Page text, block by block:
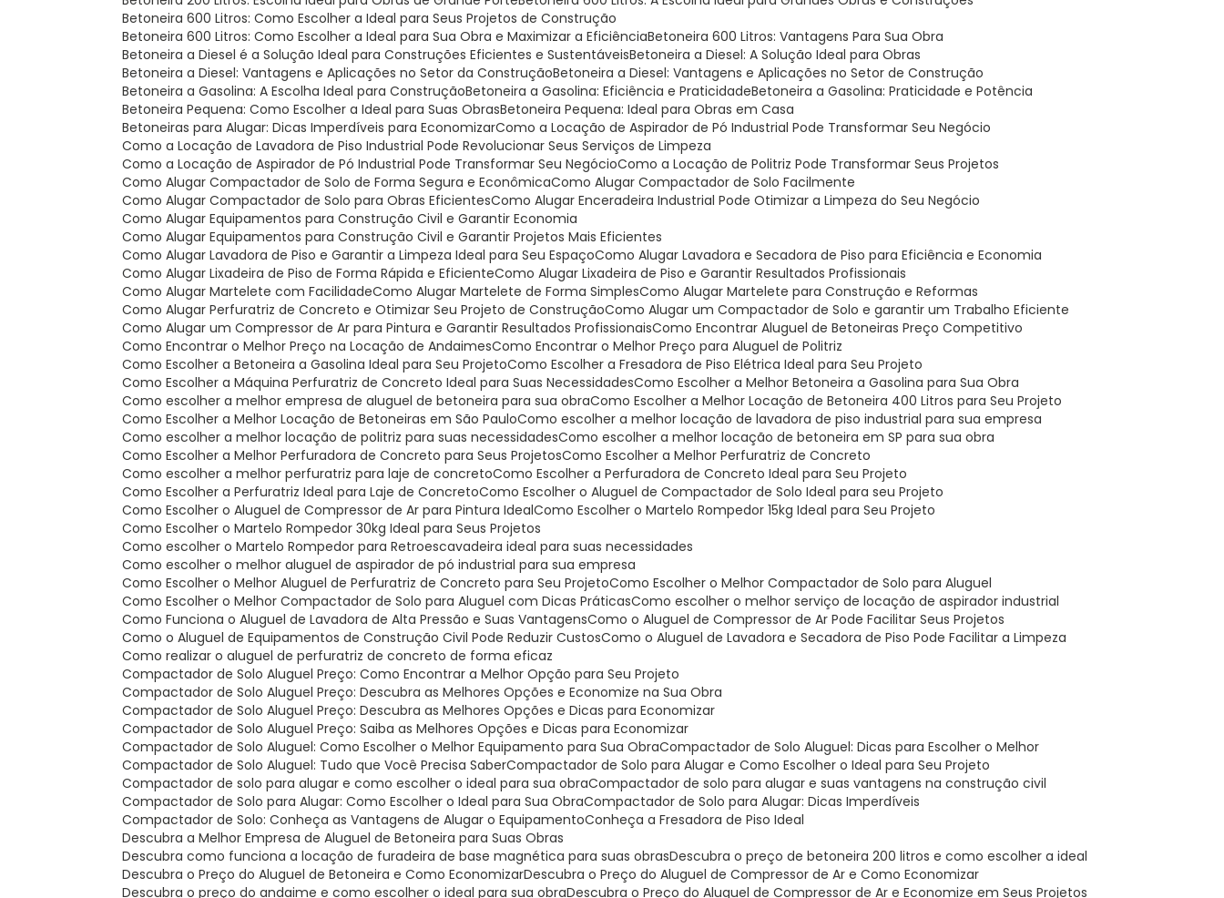
Betoneira 600 Litros: Como Escolher a Ideal para Seus Projetos de Construção
Betoneira 600 Litros: Como Escolher a Ideal para Sua Obra e Maximizar a Eficiência Betoneira 600 Litros: Vantagens Para Sua Obra
Betoneira a Diesel é a Solução Ideal para Construções Eficientes e Sustentáveis Betoneira a Diesel: A Solução Ideal para Obras
Betoneira a Diesel: Vantagens e Aplicações no Setor da Construção Betoneira a Diesel: Vantagens e Aplicações no Setor de Construção
Betoneira a Gasolina: A Escolha Ideal para Construção Betoneira a Gasolina: Eficiência e Praticidade Betoneira a Gasolina: Praticidade e Potência
Betoneira Pequena: Como Escolher a Ideal para Suas Obras Betoneira Pequena: Ideal para Obras em Casa
Betoneiras para Alugar: Dicas Imperdíveis para Economizar Como a Locação de Aspirador de Pó Industrial Pode Transformar Seu Negócio
Como a Locação de Lavadora de Piso Industrial Pode Revolucionar Seus Serviços de Limpeza
Como a Locação de Aspirador de Pó Industrial Pode Transformar Seu Negócio Como a Locação de Politriz Pode Transformar Seus Projetos
Como Alugar Compactador de Solo de Forma Segura e Econômica Como Alugar Compactador de Solo Facilmente
Como Alugar Compactador de Solo para Obras Eficientes Como Alugar Enceradeira Industrial Pode Otimizar a Limpeza do Seu Negócio
Como Alugar Equipamentos para Construção Civil e Garantir Economia
Como Alugar Equipamentos para Construção Civil e Garantir Projetos Mais Eficientes
Como Alugar Lavadora de Piso e Garantir a Limpeza Ideal para Seu Espaço Como Alugar Lavadora e Secadora de Piso para Eficiência e Economia
Como Alugar Lixadeira de Piso de Forma Rápida e Eficiente Como Alugar Lixadeira de Piso e Garantir Resultados Profissionais
Como Alugar Martelete com Facilidade Como Alugar Martelete de Forma Simples Como Alugar Martelete para Construção e Reformas
Como Alugar Perfuratriz de Concreto e Otimizar Seu Projeto de Construção Como Alugar um Compactador de Solo e garantir um Trabalho Eficiente
Como Alugar um Compressor de Ar para Pintura e Garantir Resultados Profissionais Como Encontrar Aluguel de Betoneiras Preço Competitivo
Como Encontrar o Melhor Preço na Locação de Andaimes Como Encontrar o Melhor Preço para Aluguel de Politriz
Como Escolher a Betoneira a Gasolina Ideal para Seu Projeto Como Escolher a Fresadora de Piso Elétrica Ideal para Seu Projeto
Como Escolher a Máquina Perfuratriz de Concreto Ideal para Suas Necessidades Como Escolher a Melhor Betoneira a Gasolina para Sua Obra
Como escolher a melhor empresa de aluguel de betoneira para sua obra Como Escolher a Melhor Locação de Betoneira 400 Litros para Seu Projeto
Como Escolher a Melhor Locação de Betoneiras em São Paulo Como escolher a melhor locação de lavadora de piso industrial para sua empresa
Como escolher a melhor locação de politriz para suas necessidades Como escolher a melhor locação de betoneira em SP para sua obra
Como Escolher a Melhor Perfuradora de Concreto para Seus Projetos Como Escolher a Melhor Perfuratriz de Concreto
Como escolher a melhor perfuratriz para laje de concreto Como Escolher a Perfuradora de Concreto Ideal para Seu Projeto
Como Escolher a Perfuratriz Ideal para Laje de Concreto Como Escolher o Aluguel de Compactador de Solo Ideal para seu Projeto
Como Escolher o Aluguel de Compressor de Ar para Pintura Ideal Como Escolher o Martelo Rompedor 15kg Ideal para Seu Projeto
Como Escolher o Martelo Rompedor 30kg Ideal para Seus Projetos
Como escolher o Martelo Rompedor para Retroescavadeira ideal para suas necessidades
Como escolher o melhor aluguel de aspirador de pó industrial para sua empresa
Como Escolher o Melhor Aluguel de Perfuratriz de Concreto para Seu Projeto Como Escolher o Melhor Compactador de Solo para Aluguel
Como Escolher o Melhor Compactador de Solo para Aluguel com Dicas Práticas Como escolher o melhor serviço de locação de aspirador industrial
Como Funciona o Aluguel de Lavadora de Alta Pressão e Suas Vantagens Como o Aluguel de Compressor de Ar Pode Facilitar Seus Projetos
Como o Aluguel de Equipamentos de Construção Civil Pode Reduzir Custos Como o Aluguel de Lavadora e Secadora de Piso Pode Facilitar a Limpeza
Como realizar o aluguel de perfuratriz de concreto de forma eficaz
Compactador de Solo Aluguel Preço: Como Encontrar a Melhor Opção para Seu Projeto
Compactador de Solo Aluguel Preço: Descubra as Melhores Opções e Economize na Sua Obra
Compactador de Solo Aluguel Preço: Descubra as Melhores Opções e Dicas para Economizar
Compactador de Solo Aluguel Preço: Saiba as Melhores Opções e Dicas para Economizar
Compactador de Solo Aluguel: Como Escolher o Melhor Equipamento para Sua Obra Compactador de Solo Aluguel: Dicas para Escolher o Melhor
Compactador de Solo Aluguel: Tudo que Você Precisa Saber Compactador de Solo para Alugar e Como Escolher o Ideal para Seu Projeto
Compactador de solo para alugar e como escolher o ideal para sua obra Compactador de solo para alugar e suas vantagens na construção civil
Compactador de Solo para Alugar: Como Escolher o Ideal para Sua Obra Compactador de Solo para Alugar: Dicas Imperdíveis
Compactador de Solo: Conheça as Vantagens de Alugar o Equipamento Conheça a Fresadora de Piso Ideal
Descubra a Melhor Empresa de Aluguel de Betoneira para Suas Obras
Descubra como funciona a locação de furadeira de base magnética para suas obras Descubra o preço de betoneira 200 litros e como escolher a ideal
Descubra o Preço do Aluguel de Betoneira e Como Economizar Descubra o Preço do Aluguel de Compressor de Ar e Como Economizar
Descubra o preço do andaime e como escolher o ideal para sua obra Descubra o Preço do Aluguel de Compressor de Ar e Economize em Seus Projetos